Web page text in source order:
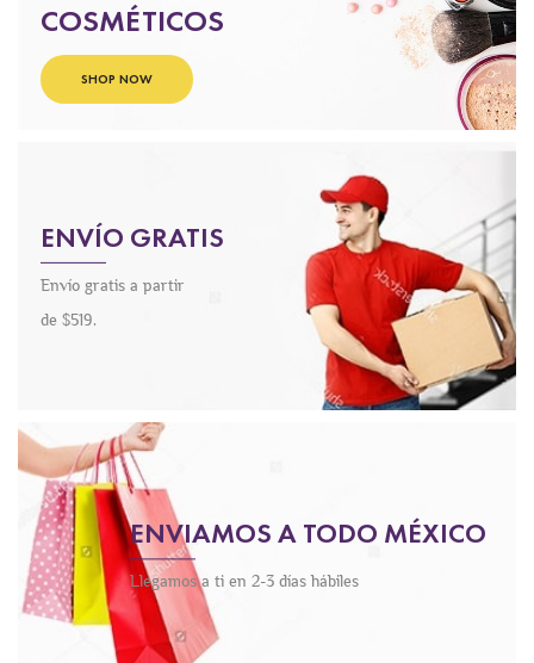
COSMÉTICOS
SHOP NOW
ENVÍO GRATIS
Envío gratis a partir
de $519.
ENVIAMOS A TODO MÉXICO
Llegamos a ti en 2-3 días hábiles